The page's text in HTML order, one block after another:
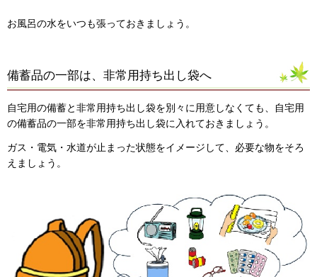
お風呂の水をいつも張っておきましょう。
備蓄品の一部は、非常用持ち出し袋へ
自宅用の備蓄と非常用持ち出し袋を別々に用意しなくても、自宅用
の備蓄品の一部を非常用持ち出し袋に入れておきましょう。
ガス・電気・水道が止まった状態をイメージして、必要な物をそろ
えましょう。